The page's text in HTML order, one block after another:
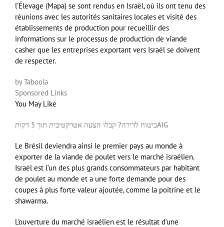
l’Élevage (Mapa) se sont rendus en Israël, où ils ont tenu des
réunions avec les autorités sanitaires locales et visité des
établissements de production pour recueillir des
informations sur le processus de production de viande
casher que les entreprises exportant vers Israël se doivent
de respecter.
by Taboola
Sponsored Links
You May Like
ביטוח לדירה? קבלו הצעה אטרקטיבית תוך 5 דקותAIG
Le Brésil deviendra ainsi le premier pays au monde à
exporter de la viande de poulet vers le marché israélien.
Israël est l’un des plus grands consommateurs par habitant
de poulet au monde et a une forte demande pour des
coupes à plus forte valeur ajoutée, comme la poitrine et le
shawarma.
L’ouverture du marché israélien est le résultat d’une